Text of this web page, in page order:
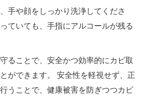
手や顔をしっかり洗浄してくださ
ていても、手指にアルコールが残る
ることで、安全かつ効率的にカビ取
ができます。 安全性を軽視せず、正
うことで、健康被害を防ぎつつカビ